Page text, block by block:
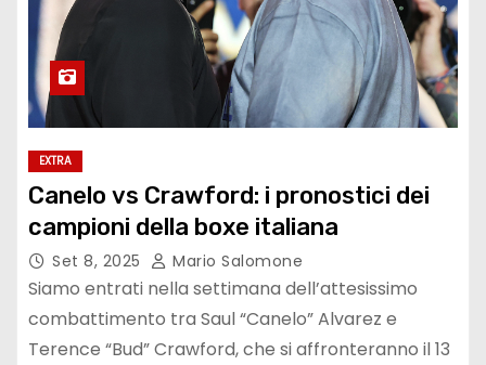
EXTRA
Canelo vs Crawford: i pronostici dei
campioni della boxe italiana
Set 8, 2025 Mario Salomone
Siamo entrati nella settimana dell’attesissimo
combattimento tra Saul “Canelo” Alvarez e
Terence “Bud” Crawford, che si affronteranno il 13